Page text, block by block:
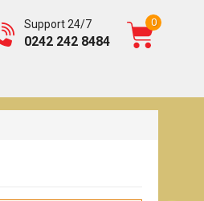
Support 24/7
0242 242 8484
0